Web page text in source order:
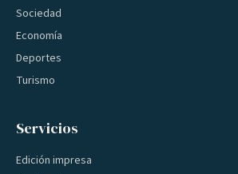
Sociedad
Economía
Deportes
Turismo
Servicios
Edición impresa